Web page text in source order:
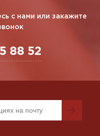
с нами или закажите
88 52